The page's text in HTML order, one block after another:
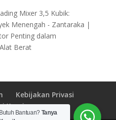
Mixer 3,5 Kubik:
Menengah - Zantaraka |
Penting dalam
Berat
Kebijakan Privasi
Kami
Butuh Bantuan? Tanya